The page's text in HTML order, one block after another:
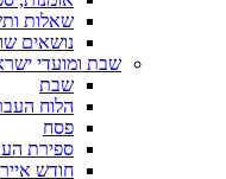
שאלות
נושאים
שבת ומועדי
שבת
הלוח
פסח
ספירת
חודש אייר